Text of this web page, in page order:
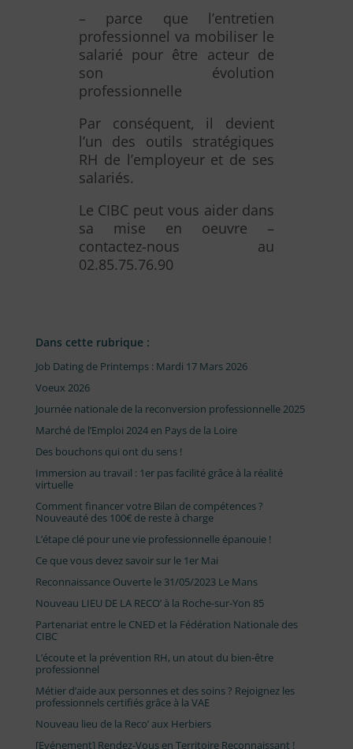
– parce que l’entretien
professionnel va mobiliser le
salarié pour être acteur de
son évolution
professionnelle
Par conséquent, il devient
l’un des outils stratégiques
RH de l’employeur et de ses
salariés.
Le CIBC peut vous aider dans
sa mise en oeuvre –
contactez-nous au
02.85.75.76.90
Dans cette rubrique :
Job Dating de Printemps : Mardi 17 Mars 2026
Voeux 2026
Journée nationale de la reconversion professionnelle 2025
Marché de l’Emploi 2024 en Pays de la Loire
Des bouchons qui ont du sens !
Immersion au travail : 1er pas facilité grâce à la réalité
virtuelle
Comment financer votre Bilan de compétences ?
Nouveauté des 100€ de reste à charge
L’étape clé pour une vie professionnelle épanouie !
Ce que vous devez savoir sur le 1er Mai
Reconnaissance Ouverte le 31/05/2023 Le Mans
Nouveau LIEU DE LA RECO’ à la Roche-sur-Yon 85
Partenariat entre le CNED et la Fédération Nationale des
CIBC
L’écoute et la prévention RH, un atout du bien-être
professionnel
Métier d’aide aux personnes et des soins ? Rejoignez les
professionnels certifiés grâce à la VAE
Nouveau lieu de la Reco’ aux Herbiers
[Evénement] Rendez-Vous en Territoire Reconnaissant !